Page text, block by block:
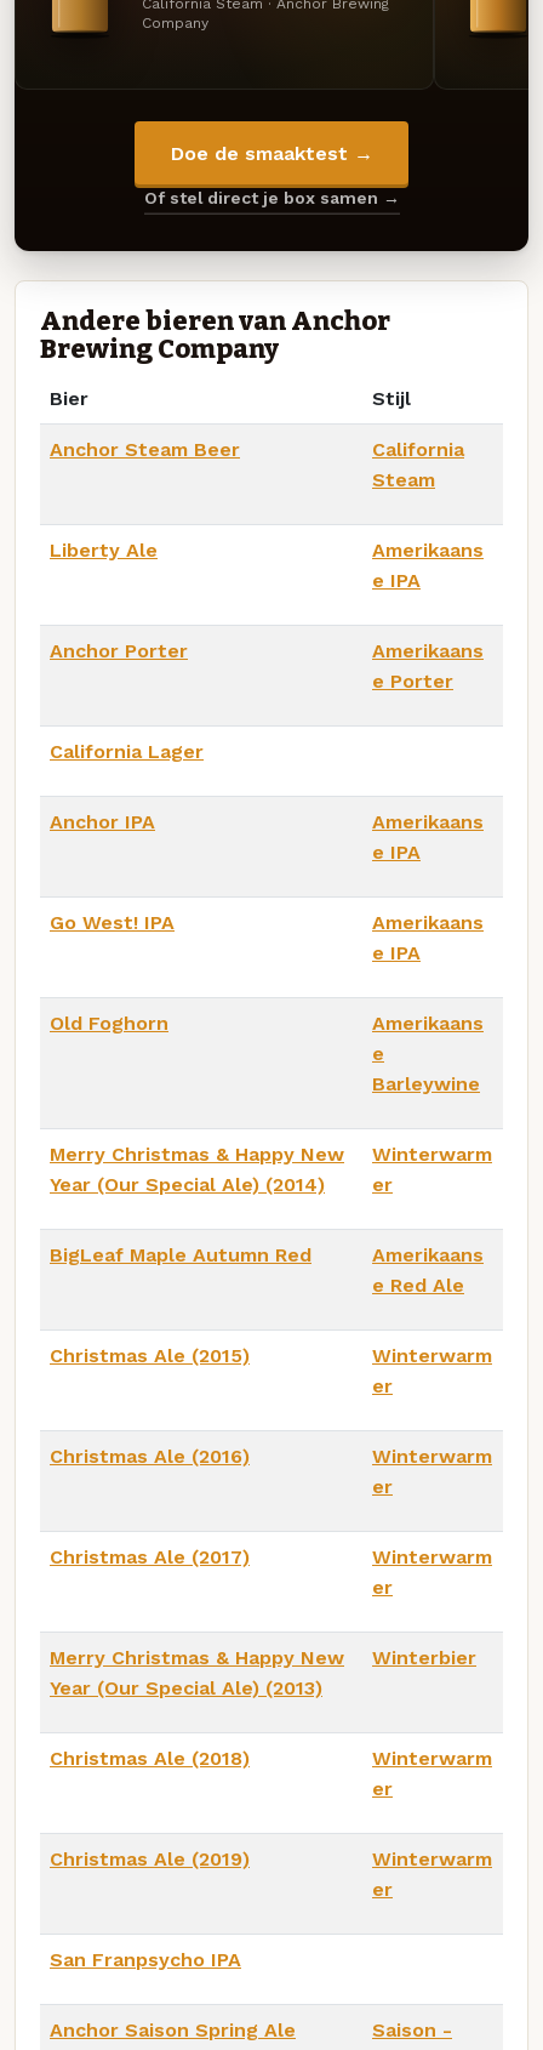
California Steam · Anchor Brewing
Company
Doe de smaaktest →
Of stel direct je box samen →
Andere bieren van Anchor
Brewing Company
Bier Stijl
Anchor Steam Beer
California
Steam
Liberty Ale
Amerikaans
e IPA
Anchor Porter
Amerikaans
e Porter
California Lager
Anchor IPA
Amerikaans
e IPA
Go West! IPA
Amerikaans
e IPA
Old Foghorn
Amerikaans
e
Barleywine
Merry Christmas & Happy New
Year (Our Special Ale) (2014)
Winterwarm
er
BigLeaf Maple Autumn Red
Amerikaans
e Red Ale
Christmas Ale (2015)
Winterwarm
er
Christmas Ale (2016)
Winterwarm
er
Christmas Ale (2017)
Winterwarm
er
Merry Christmas & Happy New
Year (Our Special Ale) (2013)
Winterbier
Christmas Ale (2018)
Winterwarm
er
Christmas Ale (2019)
Winterwarm
er
San Franpsycho IPA
Anchor Saison Spring Ale
Saison -